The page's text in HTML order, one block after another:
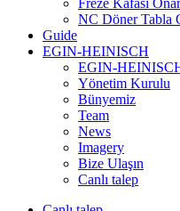
NC Döner Tabla
Guide
EGIN-HEINISCH
EGIN-
Yönetim Kurulu
Bünyemiz
Team
News
Imagery
Bize Ulaşın
Canlı talep